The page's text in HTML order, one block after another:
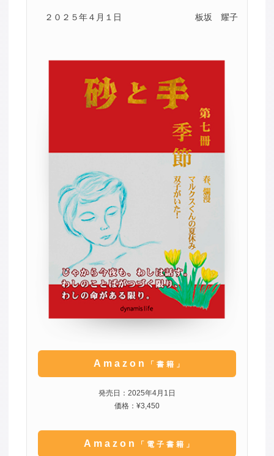
２０２５年４月１日 板坂 耀子
Amazon 「書籍」
発売日：2025年4月1日
価格：¥3,450
Amazon 「電子書籍」